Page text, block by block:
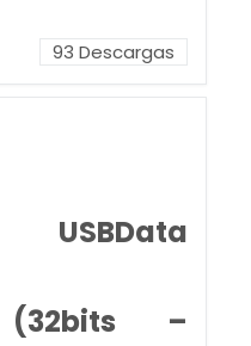
93 Descargas
(32bits –